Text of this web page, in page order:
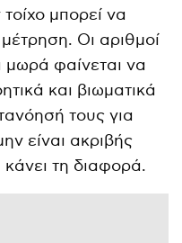
μπορεί να
μέτρηση. Οι αριθμοί
μωρά φαίνεται να
και βιωματικά
τους για
είναι ακριβής
τη διαφορά.